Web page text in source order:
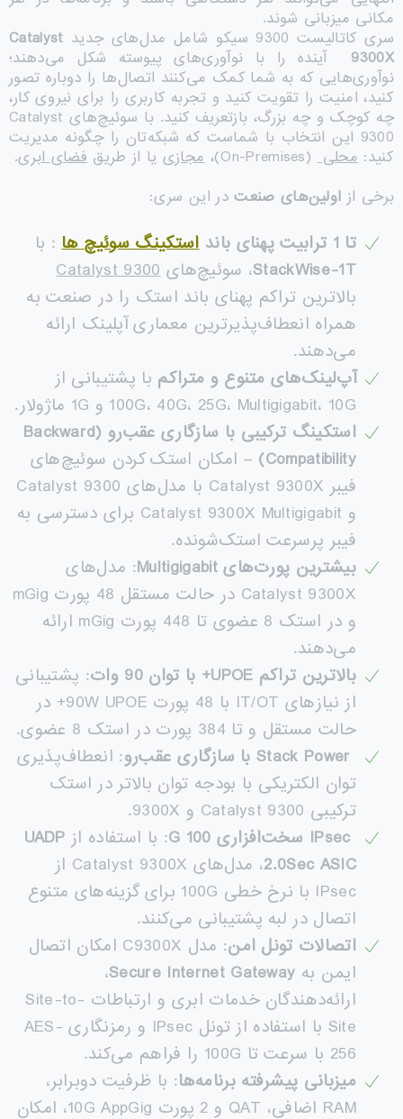
مکانی میزبانی شوند.
سری کاتالیست 9300 سیکو شامل مدل‌های جدید
Catalyst
9300X آینده را با نوآوری‌های پیوسته شکل می‌دهند؛
نوآوری‌هایی که به شما کمک می‌کنند اتصال‌ها را دوباره تصور
کنید، امنیت را تقویت کنید و تجربه کاربری را برای نیروی کار،
چه کوچک و چه بزرگ، بازتعریف کنید. با سوئیچ‌های Catalyst
9300 این انتخاب با شماست که شبکه‌تان را چگونه مدیریت
کنید: محلی(On-Premises)، مجازی یا از طریقفضای ابری.
برخی از اولین‌های صنعتدر این سری:
تا 1 ترابیت پهنای باند استکینگ سوئیچ ها: با
StackWise-1T، سوئیچ‌هایCatalyst 9300
بالاترین تراکم پهنای باند استک را در صنعت به
همراه انعطاف‌پذیرترین معماری آپلینک ارائه
می‌دهند.
آپ‌لینک‌های متنوع و متراکم با پشتیبانی از
100G، 40G، 25G، Multigigabit، 10G و 1G ماژولار.
استکینگ ترکیبی با سازگاری عقب‌رو (Backward
Compatibility) – امکان استک کردن سوئیچ‌های
فیبر Catalyst 9300X با مدل‌های Catalyst 9300
و Catalyst 9300X Multigigabit برای دسترسی به
فیبر پرسرعت استک‌شونده.
بیشترین پورت‌هایMultigigabit
: مدل‌های
Catalyst 9300X در حالت مستقل 48 پورت mGig
و در استک 8 عضوی تا 448 پورت mGig ارائه
می‌دهند.
بالاترین تراکم
با توان 90 وات
: پشتیبانی
از نیازهای IT/OT با 48 پورت 90W UPOE+ در
حالت مستقل و تا 384 پورت در استک 8 عضوی.
با سازگاری عقب‌رو: انعطاف‌پذیری
توان الکتریکی با بودجه توان بالاتر در استک
ترکیبی Catalyst 9300 و 9300X.
سخت‌افزاری 100 G: با استفاده از UADP
2.0Sec ASIC
، مدل‌های Catalyst 9300X از
IPsec با نرخ خطی 100G برای گزینه‌های متنوع
اتصال در لبه پشتیبانی می‌کنند.
اتصالات تونل امن
: مدل C9300X امکان اتصال
ایمن به Secure Internet Gateway،
ارائه‌دهندگان خدمات ابری و ارتباطات Site-to-
Site با استفاده از تونل IPsec و رمزنگاری AES-
256 با سرعت تا 100G را فراهم می‌کند.
میزبانی پیشرفته برنامه‌ها: با ظرفیت دوبرابر،
RAM اضافی، QAT و 2 پورت 10G AppGig، امکان